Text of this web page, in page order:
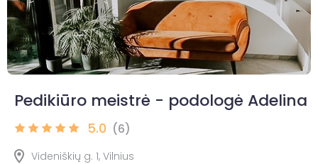
Pedikiūro meistrė - podologė Adelina
5.0 (6)
Videniškių g. 1, Vilnius